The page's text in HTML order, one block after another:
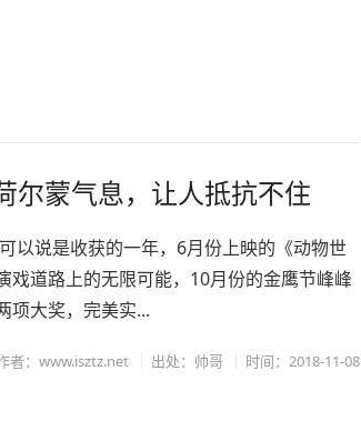
尔蒙气息，让人抵抗不住
以说是收获的一年，6月份上映的《动物世
戏道路上的无限可能，10月份的金鹰节峰峰
项大奖，完美实...
者：www.isztz.net 出处：帅哥 时间：2018-11-08